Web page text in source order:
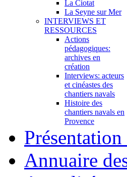
La Ciotat
La Seyne sur Mer
INTERVIEWS ET
RESSOURCES
Actions
pédagogiques:
archives en
création
Interviews: acteurs
et cinéastes des
chantiers navals
Histoire des
chantiers navals en
Provence
Annuaire